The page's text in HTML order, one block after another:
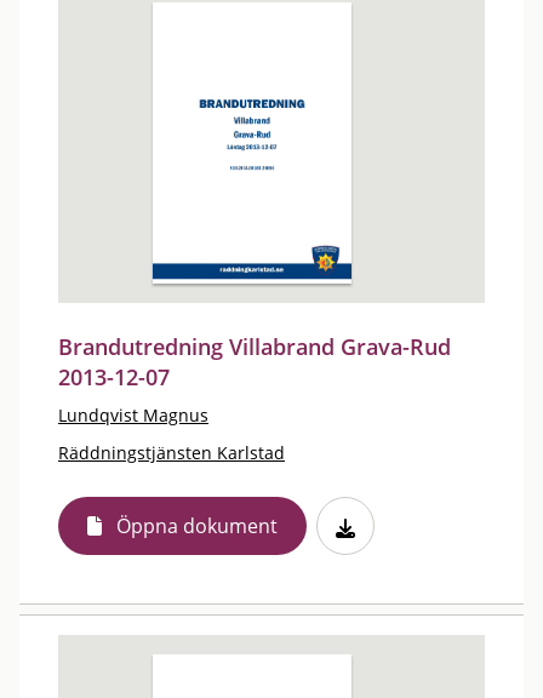
Brandutredning Villabrand Grava-Rud
2013-12-07
Lundqvist Magnus
Räddningstjänsten Karlstad
Öppna dokument